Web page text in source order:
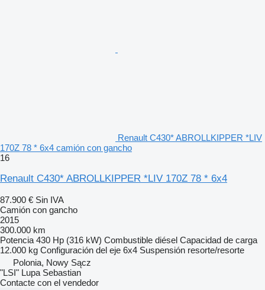
Renault C430* ABROLLKIPPER *LIV
170Z 78 * 6x4 camión con gancho
16
Renault C430* ABROLLKIPPER *LIV 170Z 78 * 6x4
87.900 € Sin IVA
Camión con gancho
2015
300.000 km
Potencia 430 Hp (316 kW) Combustible diésel Capacidad de carga
12.000 kg Configuración del eje 6x4 Suspensión resorte/resorte
Polonia, Nowy Sącz
"LSI" Lupa Sebastian
Contacte con el vendedor